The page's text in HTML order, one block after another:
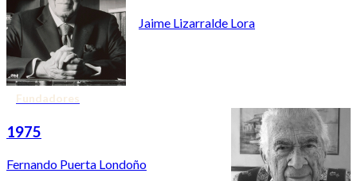
Jaime Lizarralde Lora
Fundadores
1975
Fernando Puerta Londoño